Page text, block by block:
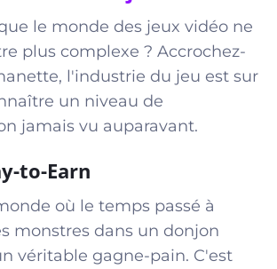
le monde des jeux vidéo ne
plus complexe ? Accrochez-
l'industrie du jeu est sur
un niveau de
jamais vu auparavant.
to-Earn
où le temps passé à
monstres dans un donjon
véritable gagne-pain. C'est